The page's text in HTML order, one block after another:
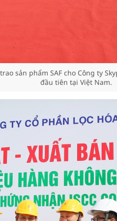
sản phẩm SAF cho Công ty
đầu tiên tại Việt Nam.